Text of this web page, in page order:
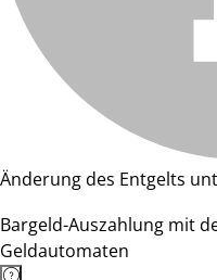
Änderung des Entgelts
Bargeld-Auszahlung mit
Geldautomaten